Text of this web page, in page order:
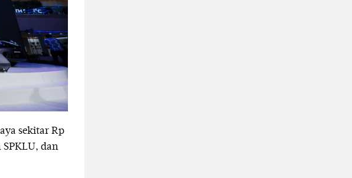
sekitar Rp
SPKLU, dan